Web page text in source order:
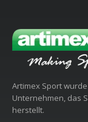
Artimex Sport
Unternehmen, das
herstellt.